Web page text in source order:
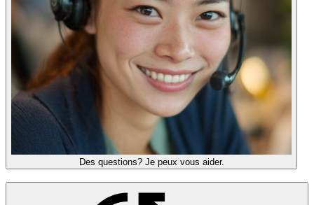
Des questions? Je peux vous aider.